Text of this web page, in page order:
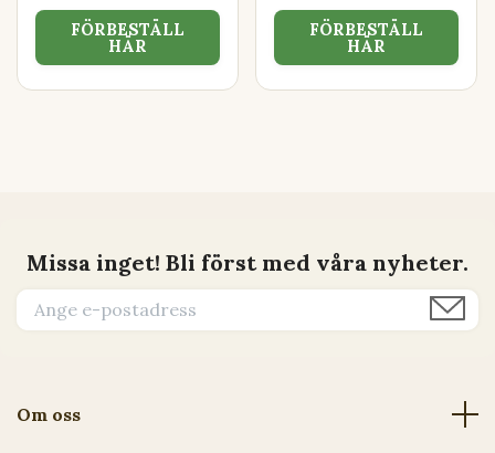
FÖRBESTÄLL
HÄR
FÖRBESTÄLL
HÄR
Missa inget! Bli först med våra nyheter.
Om oss